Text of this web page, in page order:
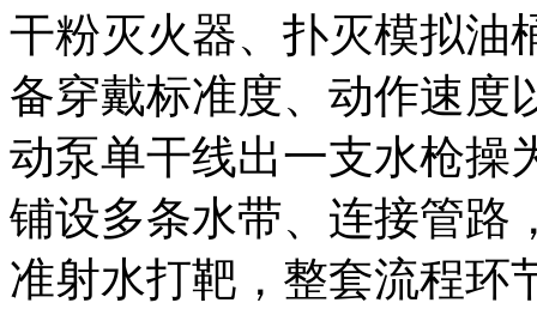
干粉灭火器、扑灭模拟油
备穿戴标准度、动作速度
动泵单干线出一支水枪操
铺设多条水带、连接管路
准射水打靶，整套流程环